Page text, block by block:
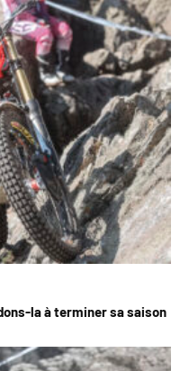
la à terminer sa saison